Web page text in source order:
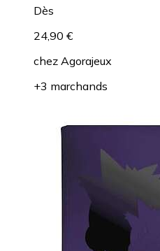
Dès
24,90 €
chez Agorajeux
+3 marchands